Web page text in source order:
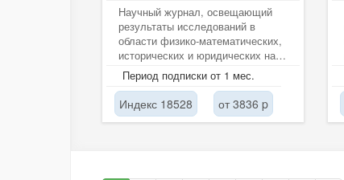
Научный журнал, освещающий
результаты исследований в
области физико-математических,
исторических и юридических наук
российских и зарубежных
авторов.
Период подписки от 1 мес.
Индекс 18528 от 3836 p